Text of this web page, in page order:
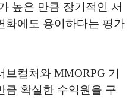
높은 만큼 장기적인 서
화에도 용이하다는 평가
컬처와 MMORPG 기
큼 확실한 수익원을 구